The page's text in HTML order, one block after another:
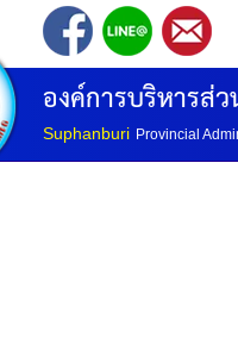
องค์การบริหารส่
Suphanburi Provincial